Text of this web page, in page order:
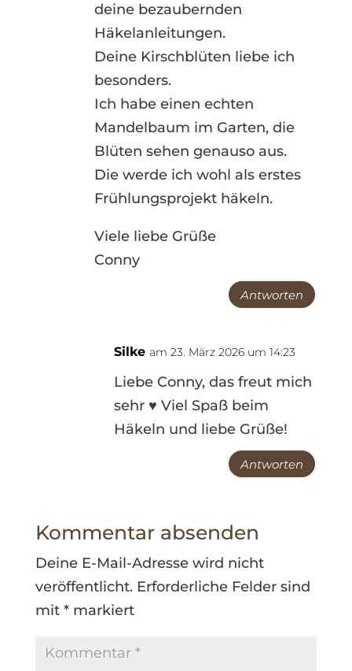
deine bezaubernden
Häkelanleitungen.
Deine Kirschblüten liebe ich
besonders.
Ich habe einen echten
Mandelbaum im Garten, die
Blüten sehen genauso aus.
Die werde ich wohl als erstes
Frühlungsprojekt häkeln.
Viele liebe Grüße
Conny
Antworten
Silke am 23. März 2026 um 14:23
Liebe Conny, das freut mich
sehr ♥ Viel Spaß beim
Häkeln und liebe Grüße!
Antworten
Kommentar absenden
Deine E-Mail-Adresse wird nicht
veröffentlicht. Erforderliche Felder sind
mit *markiert